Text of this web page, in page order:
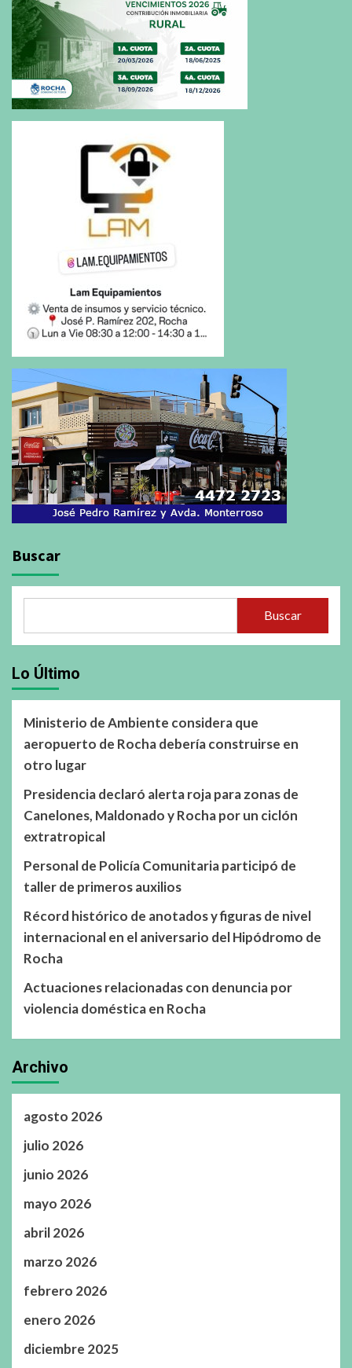
Buscar
Buscar
Lo Último
Ministerio de Ambiente considera que
aeropuerto de Rocha debería construirse en
otro lugar
Presidencia declaró alerta roja para zonas de
Canelones, Maldonado y Rocha por un ciclón
extratropical
Personal de Policía Comunitaria participó de
taller de primeros auxilios
Récord histórico de anotados y figuras de nivel
internacional en el aniversario del Hipódromo de
Rocha
Actuaciones relacionadas con denuncia por
violencia doméstica en Rocha
Archivo
agosto 2026
julio 2026
junio 2026
mayo 2026
abril 2026
marzo 2026
febrero 2026
enero 2026
diciembre 2025